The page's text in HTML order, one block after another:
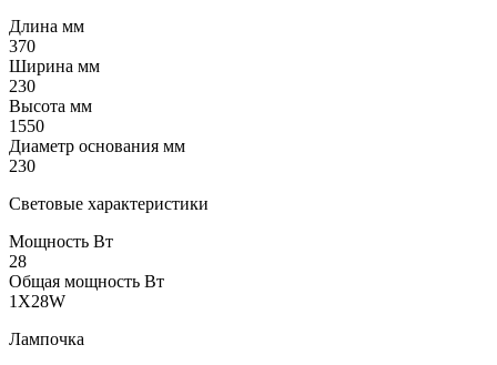
Длина мм
370
Ширина мм
230
Высота мм
1550
Диаметр основания мм
230
Световые характеристики
Мощность Вт
28
Общая мощность Вт
1X28W
Лампочка